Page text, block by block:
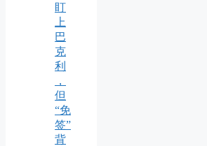
盯
上
巴
克
利
，
但
“免
签”
背